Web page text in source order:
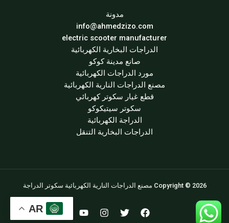
مدونة
info@ahmedzizo.com
electric scooter manufacturer
الدراجات البخارية الكهربائية
صانع مدينة كوكو
مورد الدراجات الكهربائية
مصنع الدراجات النارية الكهربائية
قطع غيار سكوتر كهربائي
سكوتر سيتيكوكو
الدراجة الكهربائية
الدراجات البخارية التنقل
Copyright © 2026 مصنع الدراجات النارية الكهربائية سكوتر الدراجة
AR